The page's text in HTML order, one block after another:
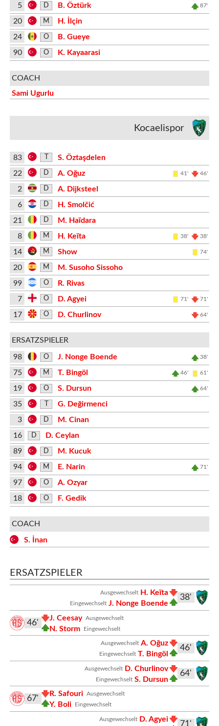
5
D B. Öztürk 87'
20 M
H. İlçin
24
O
B. Gueye
90
O K. Kayaarasi
COACH
Sami Ugurlu
Kocaelispor
83
S. Öztaşdelen
22
D A. Oğuz 41' 46'
2 D
A. Dijksteel
6
D
H. Smolčić
21
D
M. Haïdara
8
M H. Keïta 38' 38'
14 M Show 74'
20 M
M. Susoho Sissoho
99
O
R. Rivas
7
O D. Agyei 71' 71'
17 O D. Churlinov 64'
ERSATZSPIELER
98 O J. Nonge Boende 38'
75 M T. Bingöl 46' 61'
19 O S. Dursun 64'
35
G. Değirmenci
3
D
M. Cinan
16
D
D. Ceylan
89
D
M. Kucuk
94
M E. Narin 71'
97 O
A. Ozyar
18
O F. Gedik
COACH
S. İnan
ERSATZSPIELER
38'
Ausgewechselt H. Keïta
Eingewechselt J. Nonge Boende
Ausgewechselt
J. Ceesay
Eingewechselt
N. Storm
46'
46'
Ausgewechselt A. Oğuz
Eingewechselt T. Bingöl
64'
Ausgewechselt D. Churlinov
Eingewechselt S. Dursun
Ausgewechselt
R. Safouri
Eingewechselt
Y. Boli
67'
71'
Ausgewechselt D. Agyei